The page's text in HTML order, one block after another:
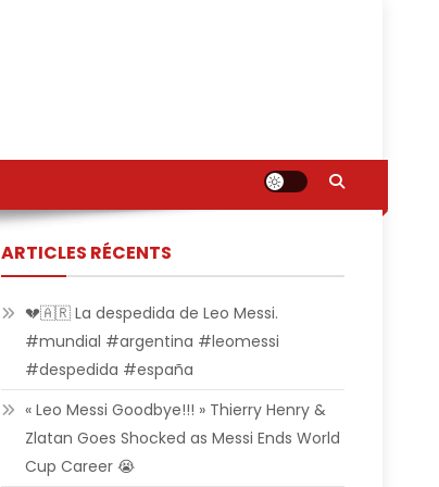
ARTICLES RÉCENTS
💔🇦🇷 La despedida de Leo Messi.
#mundial #argentina #leomessi
#despedida #españa
« Leo Messi Goodbye!!! » Thierry Henry &
Zlatan Goes Shocked as Messi Ends World
Cup Career 😭